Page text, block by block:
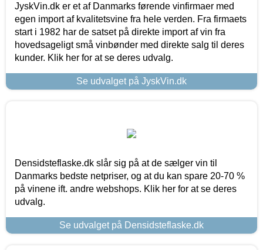
JyskVin.dk er et af Danmarks førende vinfirmaer med
egen import af kvalitetsvine fra hele verden. Fra firmaets
start i 1982 har de satset på direkte import af vin fra
hovedsageligt små vinbønder med direkte salg til deres
kunder. Klik her for at se deres udvalg.
Se udvalget på JyskVin.dk
Densidsteflaske.dk slår sig på at de sælger vin til
Danmarks bedste netpriser, og at du kan spare 20-70 %
på vinene ift. andre webshops. Klik her for at se deres
udvalg.
Se udvalget på Densidsteflaske.dk